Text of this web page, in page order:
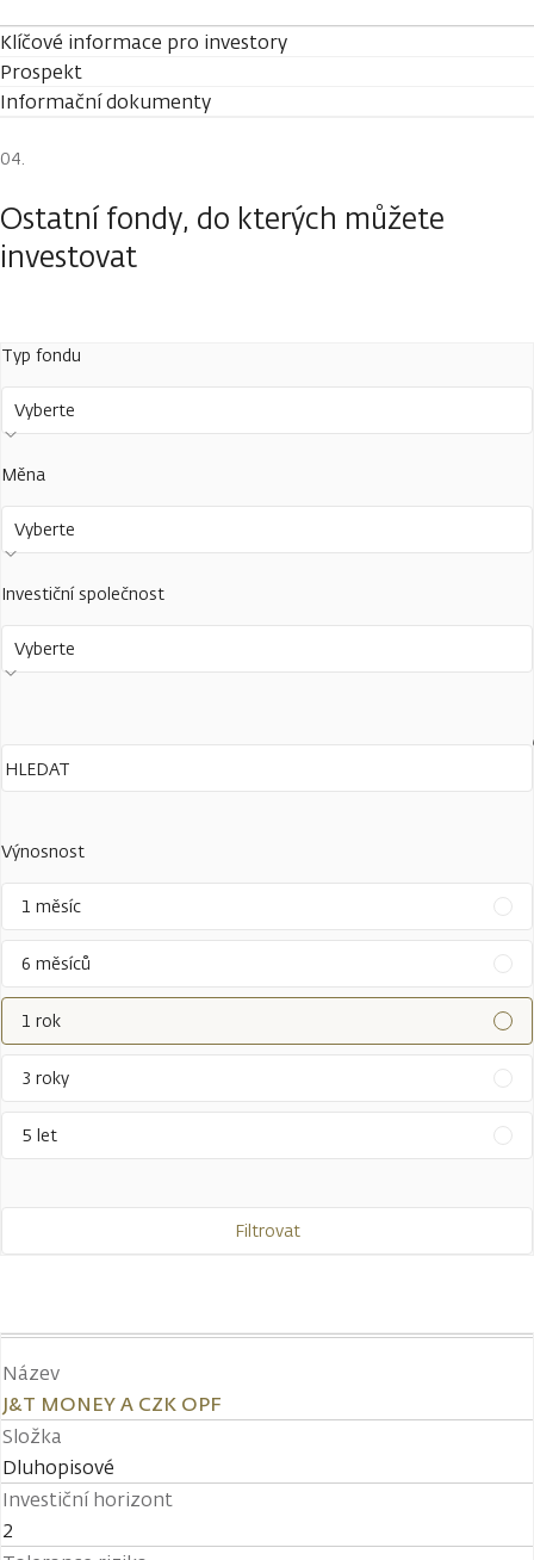
Klíčové informace pro investory
Prospekt
Informační dokumenty
Ostatní fondy, do kterých můžete
investovat
Typ fondu
Vyberte
Měna
Vyberte
Investiční společnost
Vyberte
Výnosnost
1 měsíc
6 měsíců
1 rok
3 roky
5 let
Filtrovat
Název
J&T MONEY A CZK OPF
Složka
Dluhopisové
Investiční horizont
2